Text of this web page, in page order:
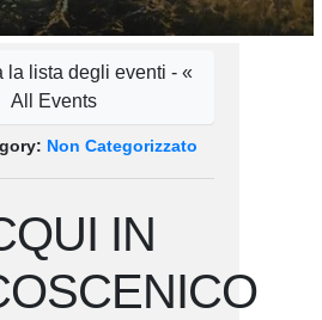
la lista degli eventi - «
All Events
Non Categorizzato
IN